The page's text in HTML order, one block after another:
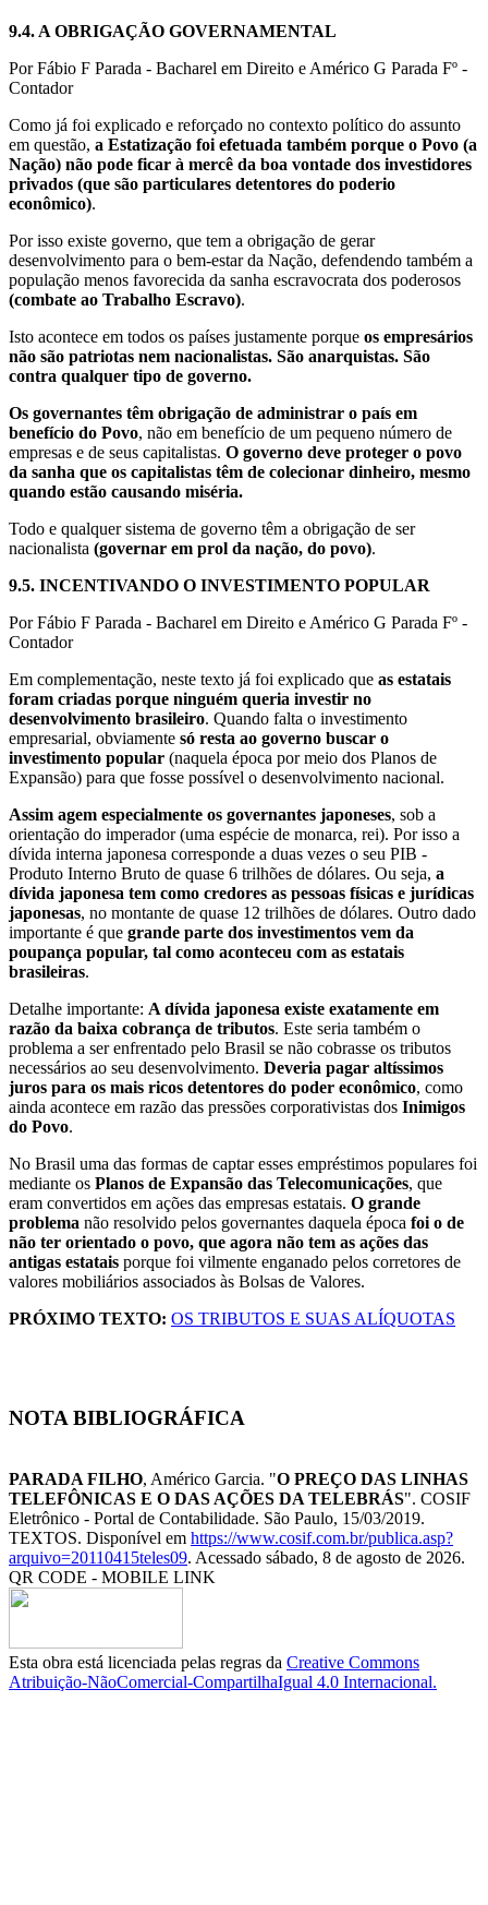
9.4. A OBRIGAÇÃO GOVERNAMENTAL
Por Fábio F Parada - Bacharel em Direito e Américo G Parada Fº -
Contador
Como já foi explicado e reforçado no contexto político do assunto
em questão, a Estatização foi efetuada também porque o Povo (a
Nação) não pode ficar à mercê da boa vontade dos investidores
privados (que são particulares detentores do poderio
econômico).
Por isso existe governo, que tem a obrigação de gerar
desenvolvimento para o bem-estar da Nação, defendendo também a
população menos favorecida da sanha escravocrata dos poderosos
(combate ao Trabalho Escravo).
Isto acontece em todos os países justamente porque os empresários
não são patriotas nem nacionalistas. São anarquistas. São
contra qualquer tipo de governo.
Os governantes têm obrigação de administrar o país em
benefício do Povo, não em benefício de um pequeno número de
empresas e de seus capitalistas. O governo deve proteger o povo
da sanha que os capitalistas têm de colecionar dinheiro, mesmo
quando estão causando miséria.
Todo e qualquer sistema de governo têm a obrigação de ser
nacionalista (governar em prol da nação, do povo).
9.5. INCENTIVANDO O INVESTIMENTO POPULAR
Por Fábio F Parada - Bacharel em Direito e Américo G Parada Fº -
Contador
Em complementação, neste texto já foi explicado que as estatais
foram criadas porque ninguém queria investir no
desenvolvimento brasileiro. Quando falta o investimento
empresarial, obviamente só resta ao governo buscar o
investimento popular (naquela época por meio dos Planos de
Expansão) para que fosse possível o desenvolvimento nacional.
Assim agem especialmente os governantes japoneses, sob a
orientação do imperador (uma espécie de monarca, rei). Por isso a
dívida interna japonesa corresponde a duas vezes o seu PIB -
Produto Interno Bruto de quase 6 trilhões de dólares. Ou seja, a
dívida japonesa tem como credores as pessoas físicas e jurídicas
japonesas, no montante de quase 12 trilhões de dólares. Outro dado
importante é que grande parte dos investimentos vem da
poupança popular, tal como aconteceu com as estatais
brasileiras.
Detalhe importante: A dívida japonesa existe exatamente em
razão da baixa cobrança de tributos. Este seria também o
problema a ser enfrentado pelo Brasil se não cobrasse os tributos
necessários ao seu desenvolvimento. Deveria pagar altíssimos
juros para os mais ricos detentores do poder econômico, como
ainda acontece em razão das pressões corporativistas dos Inimigos
do Povo.
No Brasil uma das formas de captar esses empréstimos populares foi
mediante os Planos de Expansão das Telecomunicações, que
eram convertidos em ações das empresas estatais. O grande
problema não resolvido pelos governantes daquela época foi o de
não ter orientado o povo, que agora não tem as ações das
antigas estatais porque foi vilmente enganado pelos corretores de
valores mobiliários associados às Bolsas de Valores.
PRÓXIMO TEXTO: OS TRIBUTOS E SUAS ALÍQUOTAS
NOTA BIBLIOGRÁFICA
PARADA FILHO, Américo Garcia. "O PREÇO DAS LINHAS
TELEFÔNICAS E O DAS AÇÕES DA TELEBRÁS". COSIF
Eletrônico - Portal de Contabilidade. São Paulo, 15/03/2019.
TEXTOS. Disponível em https://www.cosif.com.br/publica.asp?
arquivo=20110415teles09. Acessado sábado, 8 de agosto de 2026.
QR CODE - MOBILE LINK
Esta obra está licenciada pelas regras da Creative Commons
Atribuição-NãoComercial-CompartilhaIgual 4.0 Internacional.